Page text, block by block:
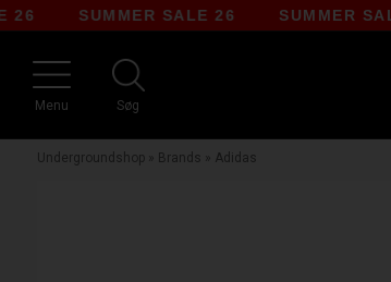
SUMMER SALE 26 SUMMER SALE 26
Menu Søg
Undergroundshop» Brands » Adidas